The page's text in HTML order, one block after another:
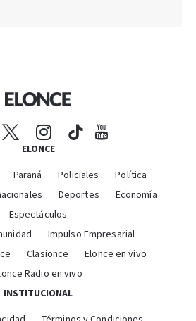
ELONCE
Paraná Policiales
Política
Deportes
Economía
Espectáculos
Impulso Empresarial
Clasionce
Elonce en vivo
Radio en vivo
INSTITUCIONAL